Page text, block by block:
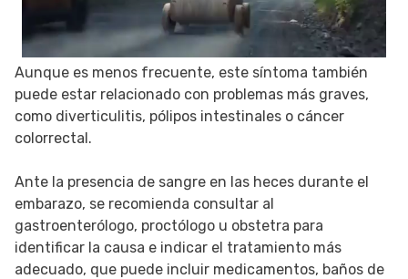
Aunque es menos frecuente, este síntoma también
puede estar relacionado con problemas más graves,
como diverticulitis, pólipos intestinales o cáncer
colorrectal.
Ante la presencia de sangre en las heces durante el
embarazo, se recomienda consultar al
gastroenterólogo, proctólogo u obstetra para
identificar la causa e indicar el tratamiento más
adecuado, que puede incluir medicamentos, baños de